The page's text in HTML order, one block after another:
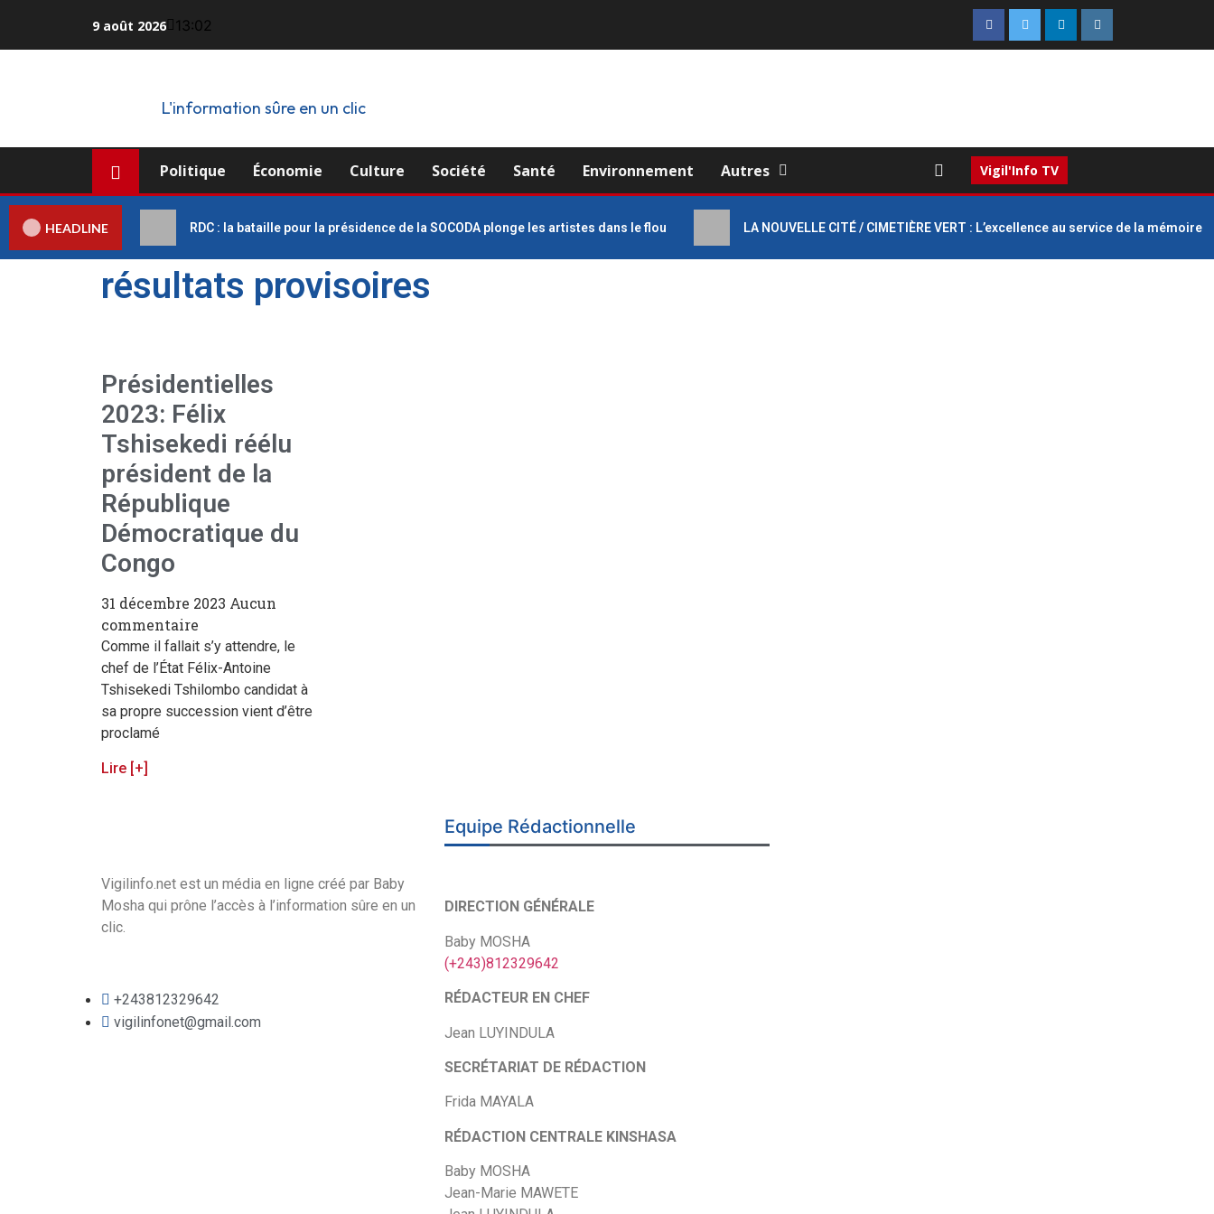
9 août 2026 13:02
L'information sûre en un clic
Politique Économie Culture Société Santé Environnement Autres Vigil'Info TV
HEADLINE RDC : la bataille pour la présidence de la SOCODA plonge les artistes dans le flou LA NOUVELLE CITÉ / CIMETIÈRE VERT : L’excellence au service de la mémoire
résultats provisoires
Présidentielles
2023: Félix
Tshisekedi réélu
président de la
République
Démocratique du
Congo
31 décembre 2023 Aucun
commentaire
Comme il fallait s’y attendre, le
chef de l’État Félix-Antoine
Tshisekedi Tshilombo candidat à
sa propre succession vient d’être
proclamé
Lire [+]
Vigilinfo.net est un média en ligne créé par Baby
Mosha qui prône l’accès à l’information sûre en un
clic.
+243812329642
vigilinfonet@gmail.com
Equipe Rédactionnelle
DIRECTION GÉNÉRALE
Baby MOSHA
(+243)812329642
RÉDACTEUR EN CHEF
Jean LUYINDULA
SECRÉTARIAT DE RÉDACTION
Frida MAYALA
RÉDACTION CENTRALE KINSHASA
Baby MOSHA
Jean-Marie MAWETE